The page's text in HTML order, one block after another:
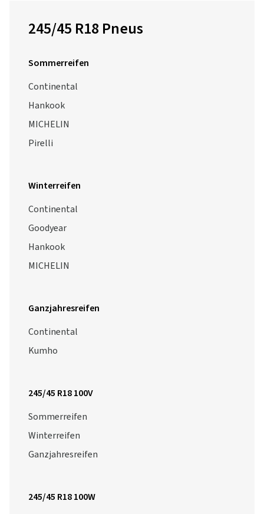
245/45 R18 Pneus
Sommerreifen
Continental
Hankook
MICHELIN
Pirelli
Winterreifen
Continental
Goodyear
Hankook
MICHELIN
Ganzjahresreifen
Continental
Kumho
245/45 R18 100V
Sommerreifen
Winterreifen
Ganzjahresreifen
245/45 R18 100W